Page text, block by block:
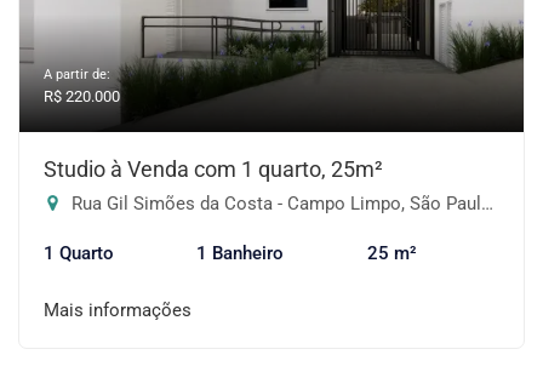
A partir de:
R$ 220.000
Studio à Venda com 1 quarto, 25m²
Rua Gil Simões da Costa - Campo Limpo, São Paulo-SP
1 Quarto 1 Banheiro 25 m²
Mais informações